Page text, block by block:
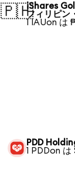
🇵🇭iShares
フィリピン
1 IAUon は
PDD
1 PDDon は